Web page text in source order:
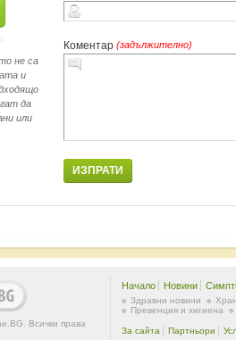
Коментар (задължително)
ИЗПРАТИ
не са
и
да
или
Всички права
Начало Новини
Здравни новини
Превенция и хигиена
За сайта Партньори